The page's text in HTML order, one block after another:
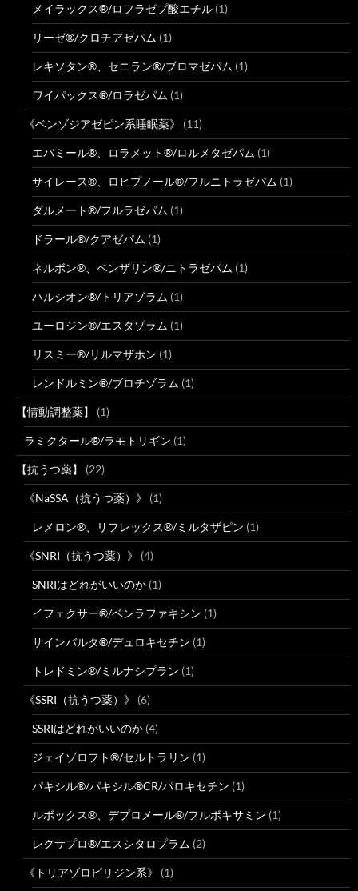
メイラックス®/ロフラゼプ酸エチル (1)
リーゼ®/クロチアゼパム (1)
レキソタン®、セニラン®/ブロマゼパム (1)
ワイパックス®/ロラゼパム (1)
《ベンゾジアゼピン系睡眠薬》 (11)
エバミール®、ロラメット®/ロルメタゼパム (1)
サイレース®、ロヒプノール®/フルニトラゼパム (1)
ダルメート®/フルラゼパム (1)
ドラール®/クアゼパム (1)
ネルボン®、ベンザリン®/ニトラゼパム (1)
ハルシオン®/トリアゾラム (1)
ユーロジン®/エスタゾラム (1)
リスミー®/リルマザホン (1)
レンドルミン®/ブロチゾラム (1)
【情動調整薬】 (1)
ラミクタール®/ラモトリギン (1)
【抗うつ薬】 (22)
《NaSSA（抗うつ薬）》 (1)
レメロン®、リフレックス®/ミルタザピン (1)
《SNRI（抗うつ薬）》 (4)
SNRIはどれがいいのか (1)
イフェクサー®/ベンラファキシン (1)
サインバルタ®/デュロキセチン (1)
トレドミン®/ミルナシプラン (1)
《SSRI（抗うつ薬）》 (6)
SSRIはどれがいいのか (4)
ジェイゾロフト®/セルトラリン (1)
パキシル®/パキシル®CR/パロキセチン (1)
ルボックス®、デプロメール®/フルボキサミン (1)
レクサプロ®/エスシタロプラム (2)
《トリアゾロピリジン系》 (1)